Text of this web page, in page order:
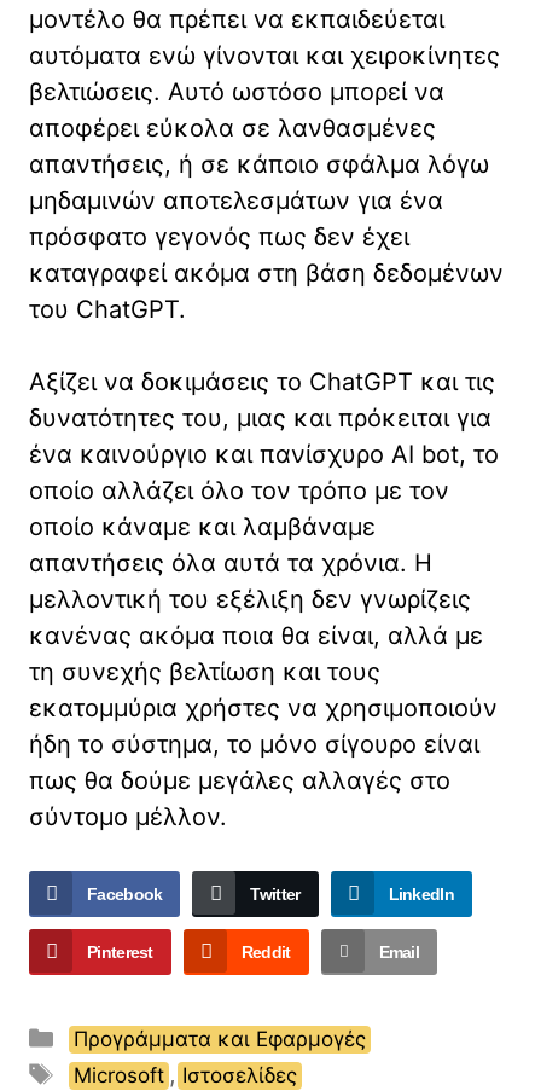
μοντέλο θα πρέπει να εκπαιδεύεται
αυτόματα ενώ γίνονται και χειροκίνητες
βελτιώσεις. Αυτό ωστόσο μπορεί να
αποφέρει εύκολα σε λανθασμένες
απαντήσεις, ή σε κάποιο σφάλμα λόγω
μηδαμινών αποτελεσμάτων για ένα
πρόσφατο γεγονός πως δεν έχει
καταγραφεί ακόμα στη βάση δεδομένων
του ChatGPT.
Αξίζει να δοκιμάσεις το ChatGPT και τις
δυνατότητες του, μιας και πρόκειται για
ένα καινούργιο και πανίσχυρο AI bot, το
οποίο αλλάζει όλο τον τρόπο με τον
οποίο κάναμε και λαμβάναμε
απαντήσεις όλα αυτά τα χρόνια. Η
μελλοντική του εξέλιξη δεν γνωρίζεις
κανένας ακόμα ποια θα είναι, αλλά με
τη συνεχής βελτίωση και τους
εκατομμύρια χρήστες να χρησιμοποιούν
ήδη το σύστημα, το μόνο σίγουρο είναι
πως θα δούμε μεγάλες αλλαγές στο
σύντομο μέλλον.
Facebook Twitter LinkedIn
Pinterest Reddit Email
Κατηγορίες
Προγράμματα και Εφαρμογές
Ετικέτες
Microsoft , Ιστοσελίδες